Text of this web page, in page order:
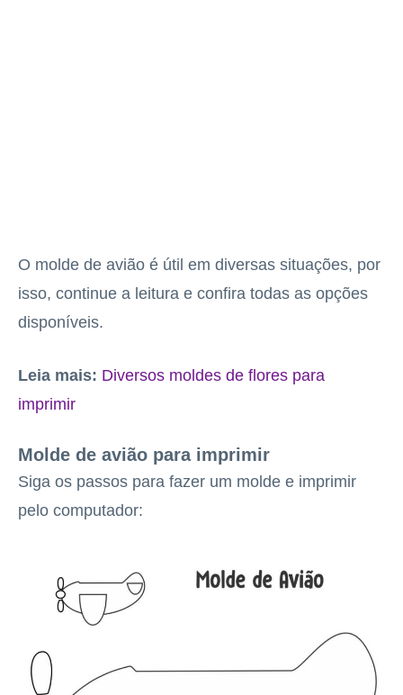
O molde de avião é útil em diversas situações, por
isso, continue a leitura e confira todas as opções
disponíveis.
Leia mais: Diversos moldes de flores para
imprimir
Molde de avião para imprimir
Siga os passos para fazer um molde e imprimir
pelo computador: